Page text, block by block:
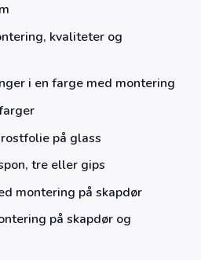
kvaliteter og
i en farge med montering
på glass
tre eller gips
montering på skapdør
på skapdør og